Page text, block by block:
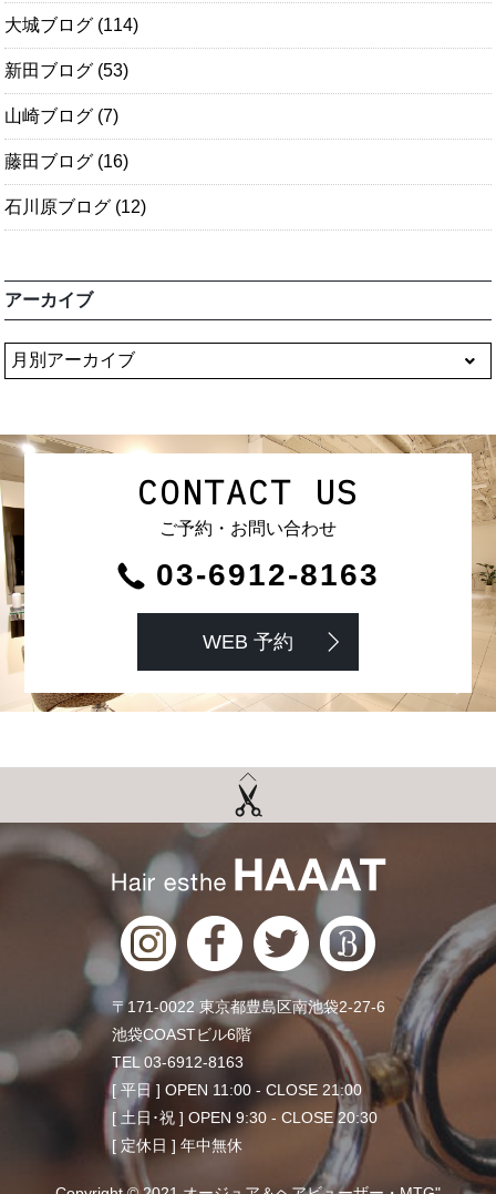
大城ブログ (114)
新田ブログ (53)
山崎ブログ (7)
藤田ブログ (16)
石川原ブログ (12)
アーカイブ
CONTACT US
ご予約・お問い合わせ
03-6912-8163
WEB 予約
〒171-0022 東京都豊島区南池袋2-27-6
池袋COASTビル6階
TEL 03-6912-8163
[ 平日 ] OPEN 11:00 - CLOSE 21:00
[ 土日･祝 ] OPEN 9:30 - CLOSE 20:30
[ 定休日 ] 年中無休